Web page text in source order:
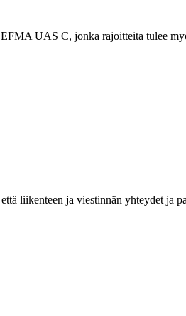
UAS C, jonka rajoitteita tulee
liikenteen ja viestinnän yhteydet ja